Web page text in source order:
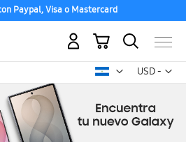
Paypal, Visa o Mastercard
USD -
dólar
Mi carrito